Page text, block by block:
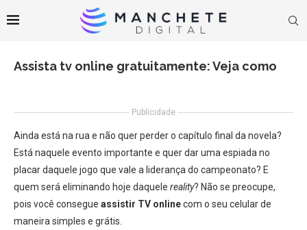
Assista tv online gratuitamente: Veja como
Publicidade
Ainda está na rua e não quer perder o capítulo final da novela?
Está naquele evento importante e quer dar uma espiada no
placar daquele jogo que vale a liderança do campeonato? E
quem será eliminando hoje daquele reality? Não se preocupe,
pois você consegue assistir TV onlinecom o seu celular de
maneira simples e grátis.